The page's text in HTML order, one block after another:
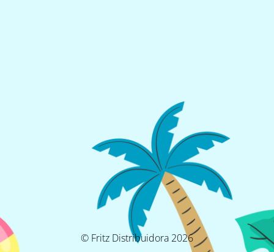
© Fritz Distribuidora 2026